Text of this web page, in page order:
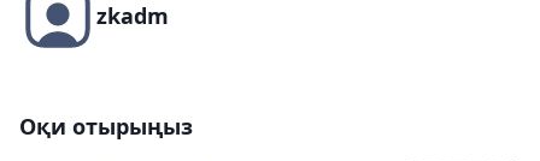
zkadm
Оқи отырыңыз